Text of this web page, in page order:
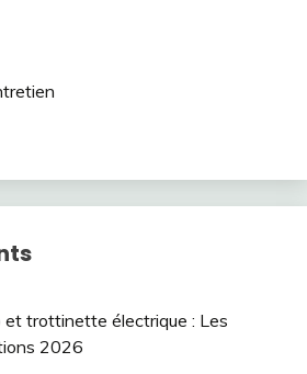
et trottinette électrique : Les
2026